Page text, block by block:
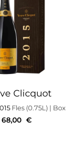
Clicquot
Fles (0.75L) | Box
68,00 €